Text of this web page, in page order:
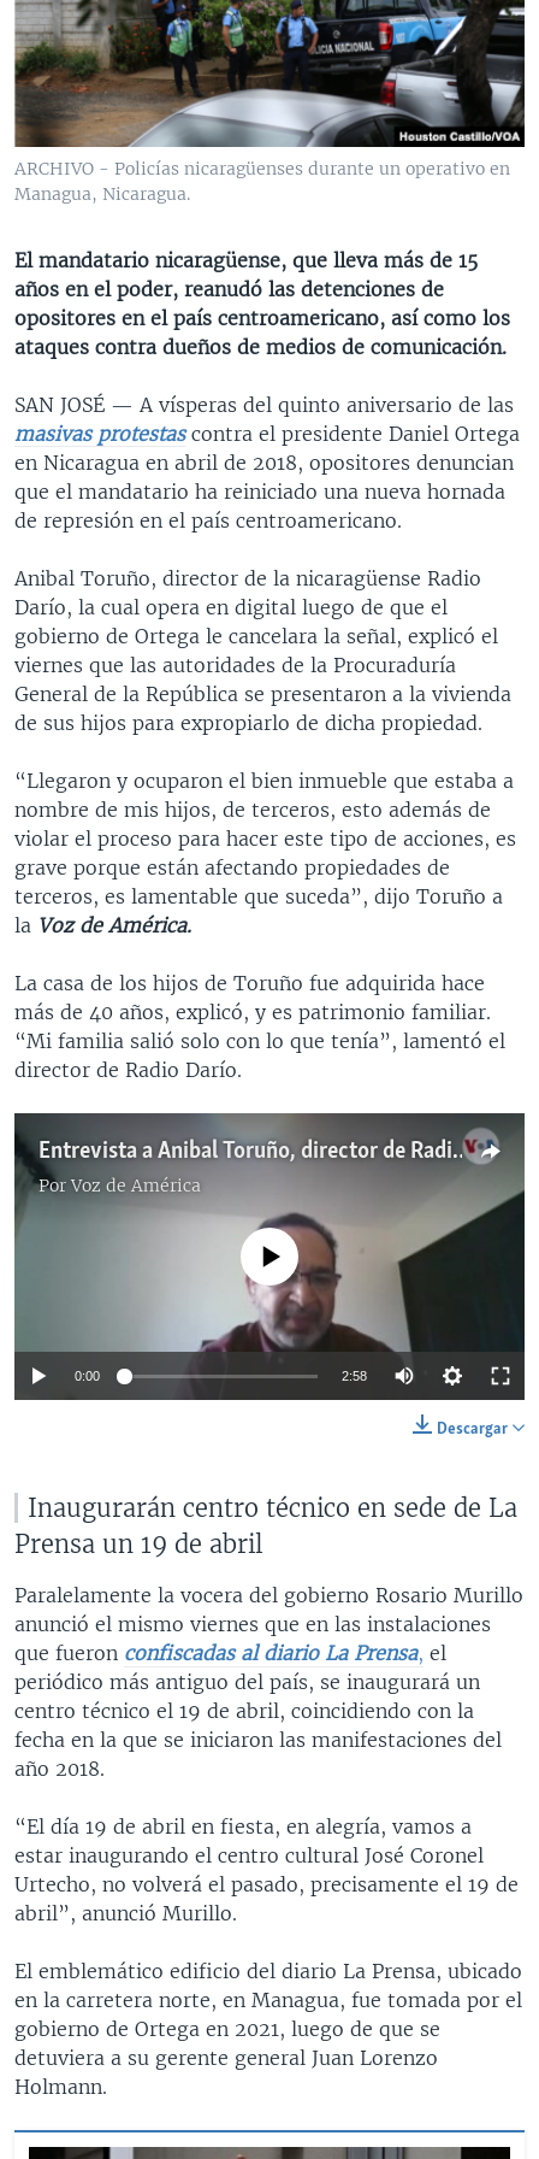
VENEZUELA
BRASIL
NICARAGUA
ECONOMÍA
ENTRETENIMIENTO Y CULTURA
TECNOLOGÍA
DEPORTES
CIENCIA Y SALUD
MULTIMEDIA
VIDEOS
FOTOGRAFÍA
AUDIOS
PROGRAMAS TV
EL MUNDO AL DÍA
FORO INTERAMERICANO
VISIÓN 360
PANORAMA
RADIO
AVANCE INFORMATIVO
AUDIONOTICIAS
ESTADOS UNIDOS AL DÍA
EL MUNDO AL DÍA [RADIO]
DEPORTIVO INTERNACIONAL
NOTA ECONÓMICA
ENTRETENIMIENTO
DIRECT
DOCUMENTALES DE LA VOA
Learning English
SÍGANOS
Idiomas
ARCHIVO - Policías nicaragüenses durante un operativo en
Managua, Nicaragua.
El mandatario nicaragüense, que lleva más de 15
años en el poder, reanudó las detenciones de
opositores en el país centroamericano, así como los
ataques contra dueños de medios de comunicación.
SAN JOSÉ — A vísperas del quinto aniversario de las
masivas protestascontra el presidente Daniel Ortega
en Nicaragua en abril de 2018, opositores denuncian
que el mandatario ha reiniciado una nueva hornada
de represión en el país centroamericano.
Anibal Toruño, director de la nicaragüense Radio
Darío, la cual opera en digital luego de que el
gobierno de Ortega le cancelara la señal, explicó el
viernes que las autoridades de la Procuraduría
General de la República se presentaron a la vivienda
de sus hijos para expropiarlo de dicha propiedad.
“Llegaron y ocuparon el bien inmueble que estaba a
nombre de mis hijos, de terceros, esto además de
violar el proceso para hacer este tipo de acciones, es
grave porque están afectando propiedades de
terceros, es lamentable que suceda”, dijo Toruño a
la Voz de América.
La casa de los hijos de Toruño fue adquirida hace
más de 40 años, explicó, y es patrimonio familiar.
“Mi familia salió solo con lo que tenía”, lamentó el
director de Radio Darío.
Entrevista a Anibal Toruño, director de Radio Darío
PorVoz de América
No media source currently available
0:00 2:58
Descargar
Inaugurarán centro técnico en sede de La
Prensa un 19 de abril
Paralelamente la vocera del gobierno Rosario Murillo
anunció el mismo viernes que en las instalaciones
que fueron confiscadas al diario La Prensa, el
periódico más antiguo del país, se inaugurará un
centro técnico el 19 de abril, coincidiendo con la
fecha en la que se iniciaron las manifestaciones del
año 2018.
“El día 19 de abril en fiesta, en alegría, vamos a
estar inaugurando el centro cultural José Coronel
Urtecho, no volverá el pasado, precisamente el 19 de
abril”, anunció Murillo.
El emblemático edificio del diario La Prensa, ubicado
en la carretera norte, en Managua, fue tomada por el
gobierno de Ortega en 2021, luego de que se
detuviera a su gerente general Juan Lorenzo
Holmann.